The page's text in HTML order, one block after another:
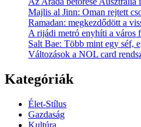
Majlis al Jinn: Oman rejtett
Ramadan: megkezdődött a
A rijádi metró enyhíti a város
Salt Bae: Több mint egy séf,
Változások a NOL card
Kategóriák
Élet-Stílus
Gazdaság
Kultúra